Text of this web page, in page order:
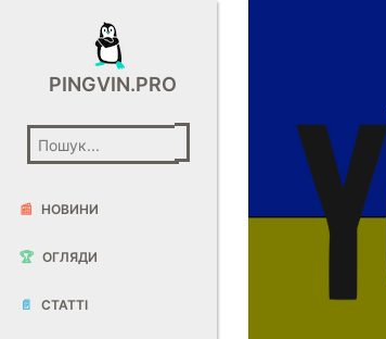
PINGVIN.PRO
📰 НОВИНИ
🏆 ОГЛЯДИ
📄 СТАТТІ